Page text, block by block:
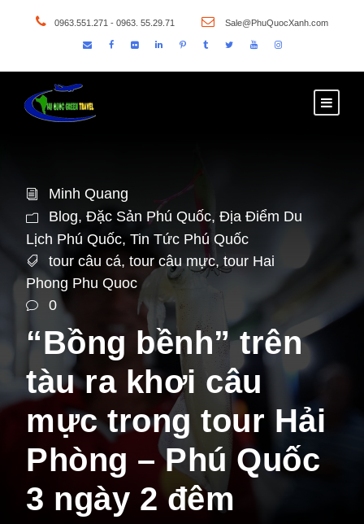
0963.551.271 - 0963. 55.29.71 Sale@PhuQuocXanh.com
Minh Quang
Blog, Đặc Sản Phú Quốc, Địa Điểm Du
Lịch Phú Quốc, Tin Tức Phú Quốc
tour câu cá, tour câu mực, tour Hai
Phong Phu Quoc
0
“Bồng bềnh” trên
tàu ra khơi câu
mực trong tour Hải
Phòng – Phú Quốc
3 ngày 2 đêm